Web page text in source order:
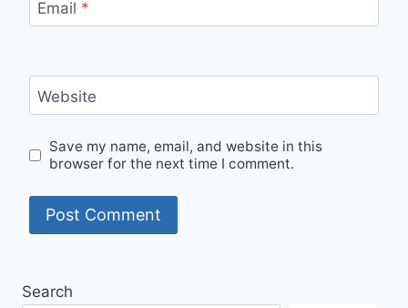
Email *
Website
Save my name, email, and website in this
browser for the next time I comment.
Search